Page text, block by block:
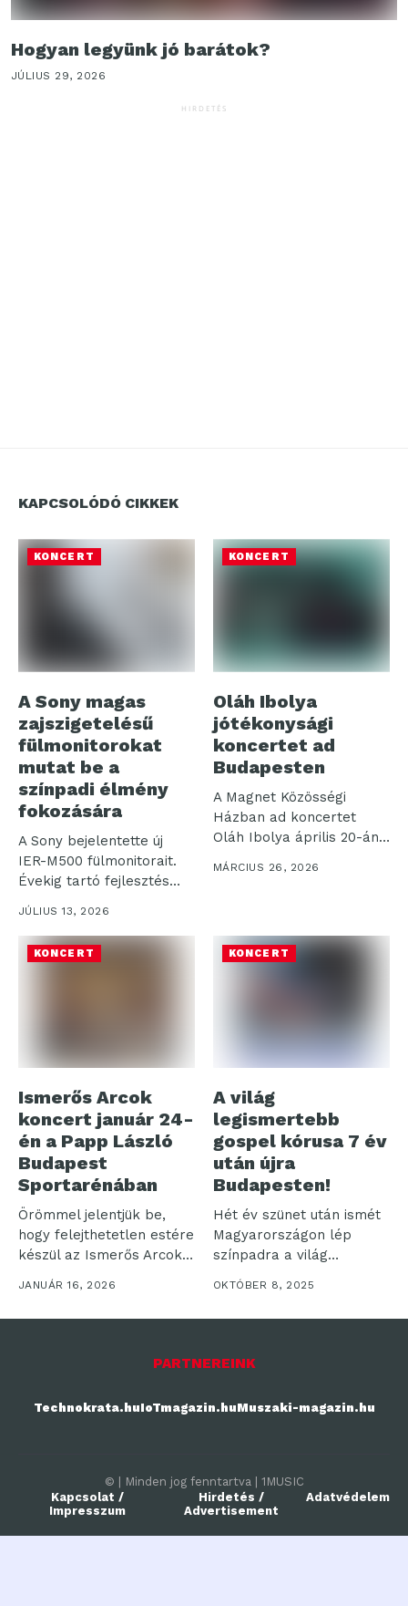
Hogyan legyünk jó barátok?
JÚLIUS 29, 2026
HIRDETÉS
KAPCSOLÓDÓ CIKKEK
KONCERT
A Sony magas
zajszigetelésű
fülmonitorokat
mutat be a
színpadi élmény
fokozására
A Sony bejelentette új
IER-M500 fülmonitorait.
Évekig tartó fejlesztés
eredményeként
kialakított,
professzionális...
JÚLIUS 13, 2026
KONCERT
Oláh Ibolya
jótékonysági
koncertet ad
Budapesten
A Magnet Közösségi
Házban ad koncertet
Oláh Ibolya április 20-án.
Az Ibolyántúl...
MÁRCIUS 26, 2026
KONCERT
Ismerős Arcok
koncert január 24-
én a Papp László
Budapest
Sportarénában
Örömmel jelentjük be,
hogy felejthetetlen estére
készül az Ismerős Arcok.
Ezúttal a...
JANUÁR 16, 2026
KONCERT
A világ
legismertebb
gospel kórusa 7 év
után újra
Budapesten!
Hét év szünet után ismét
Magyarországon lép
színpadra a világ
legismertebb gospel...
OKTÓBER 8, 2025
PARTNEREINK
Technokrata.huIoTmagazin.huMuszaki-magazin.hu
© | Minden jog fenntartva | 1MUSIC
Kapcsolat /
Impresszum
Hirdetés /
Advertisement
Adatvédelem